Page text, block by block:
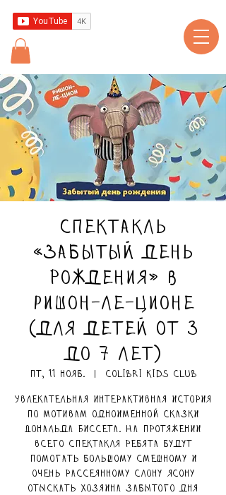
Спектакль
«Забытый день
рождения» в
Ришон-ле-Ционе
(для детей от 3
до 7 лет)
пт, 11 нояб.
  |
Colibri Kids Club
Увлекательная интерактивная история
по мотивам одноименной сказки
Дональда Биссета. На протяжении
всего спектакля ребята будут
помогать большому смешному и
очень рассеянному слону Ясону
отыскать хозяина забытого дня